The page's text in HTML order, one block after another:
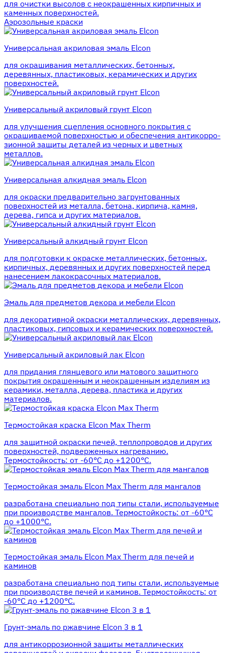
для очистки высолов с неокрашенных кирпичных и
каменных поверхностей.
Аэрозольные краски
Универсальная акриловая эмаль Elcon
для окрашивания металлических, бетонных,
деревянных, пластиковых, керамических и других
поверхностей.
Универсальный акриловый грунт Elcon
для улучшения сцепления основного покрытия с
окрашиваемой поверхностью и обеспечения антикорро-
зионной защиты деталей из черных и цветных
металлов.
Универсальная алкидная эмаль Elcon
для окраски предварительно загрунтованных
поверхностей из металла, бетона, кирпича, камня,
дерева, гипса и других материалов.
Универсальный алкидный грунт Elcon
для подготовки к окраске металлических, бетонных,
кирпичных, деревянных и других поверхностей перед
нанесением лакокрасочных материалов.
Эмаль для предметов декора и мебели Elcon
для декоративной окраски металлических, деревянных,
пластиковых, гипсовых и керамических поверхностей.
Универсальный акриловый лак Elcon
для придания глянцевого или матового защитного
покрытия окрашенным и неокрашенным изделиям из
керамики, металла, дерева, пластика и других
материалов.
Термостойкая краска Elcon Max Therm
для защитной окраски печей, теплопроводов и других
поверхностей, подверженных нагреванию.
Термостойкость: от -60°С до +1200°С.
Термостойкая эмаль Elcon Max Therm для мангалов
разработана специально под типы стали, используемые
при производстве мангалов. Термостойкость: от -60°С
до +1000°С.
Термостойкая эмаль Elcon Max Therm для печей и
каминов
разработана специально под типы стали, используемые
при производстве печей и каминов. Термостойкость: от
-60°С до +1200°С.
Грунт-эмаль по ржавчине Elcon 3 в 1
для антикоррозионной защиты металлических